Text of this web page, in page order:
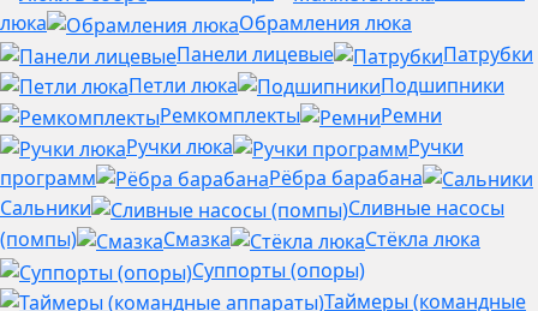
люка
Обрамления люка
Панели лицевые
Патрубки
Петли люка
Подшипники
Ремкомплекты
Ремни
Ручки люка
Ручки
программ
Рёбра барабана
Сальники
Сливные насосы
(помпы)
Смазка
Стёкла люка
Суппорты (опоры)
Таймеры (командные